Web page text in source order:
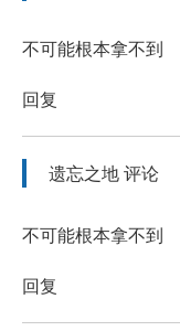
不可能根本拿不到
回复
遗忘之地评论
不可能根本拿不到
回复